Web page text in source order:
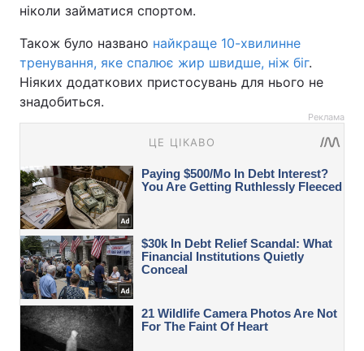
ніколи займатися спортом.
Також було названо найкраще 10-хвилинне
тренування, яке спалює жир швидше, ніж біг.
Ніяких додаткових пристосувань для нього не
знадобиться.
Реклама